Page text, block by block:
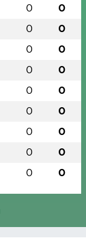
0 0
0 0
0 0
0 0
0 0
0 0
0 0
0 0
0 0